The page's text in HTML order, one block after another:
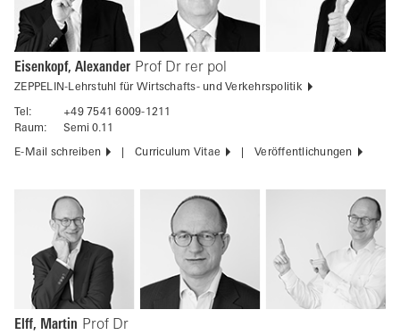
Eisenkopf, Alexander Prof Dr rer pol
ZEPPELIN-Lehrstuhl für Wirtschafts- und Verkehrspolitik
Tel:
+49 7541 6009-1211
Raum:
Semi 0.11
E-Mail schreiben Curriculum Vitae Veröffentlichungen
Elff, Martin Prof Dr